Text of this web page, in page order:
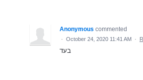
Anonymous commented
· October 24, 2020 11:41 AM ·
בעד